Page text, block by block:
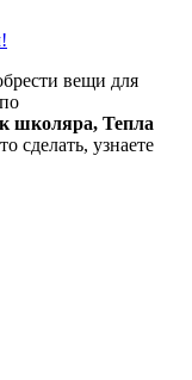
вещи для
школяра, Тепла
сделать, узнаете